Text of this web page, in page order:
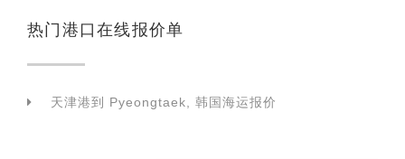
热门港口在线报价单
天津港到 Pyeongtaek, 韩国海运报价